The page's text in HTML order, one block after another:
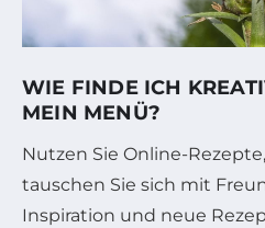
WIE FINDE ICH
MEIN MENÜ?
Nutzen Sie Online-
tauschen Sie sich mit
Inspiration und neue